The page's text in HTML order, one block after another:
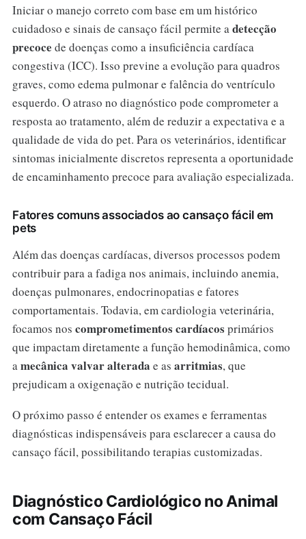
Iniciar o manejo correto com base em um histórico
cuidadoso e sinais de cansaço fácil permite adetecção
precoce de doenças como a insuficiência cardíaca
congestiva (ICC). Isso previne a evolução para quadros
graves, como edema pulmonar e falência do ventrículo
esquerdo. O atraso no diagnóstico pode comprometer a
resposta ao tratamento, além de reduzir a expectativa e a
qualidade de vida do pet. Para os veterinários, identificar
sintomas inicialmente discretos representa a oportunidade
de encaminhamento precoce para avaliação especializada.
Fatores comuns associados ao cansaço fácil em
pets
Além das doenças cardíacas, diversos processos podem
contribuir para a fadiga nos animais, incluindo anemia,
doenças pulmonares, endocrinopatias e fatores
comportamentais. Todavia, em cardiologia veterinária,
focamos nos comprometimentos cardíacos primários
que impactam diretamente a função hemodinâmica, como
amecânica valvar alterada e as arritmias, que
prejudicam a oxigenação e nutrição tecidual.
O próximo passo é entender os exames e ferramentas
diagnósticas indispensáveis para esclarecer a causa do
cansaço fácil, possibilitando terapias customizadas.
Diagnóstico Cardiológico no Animal
com Cansaço Fácil